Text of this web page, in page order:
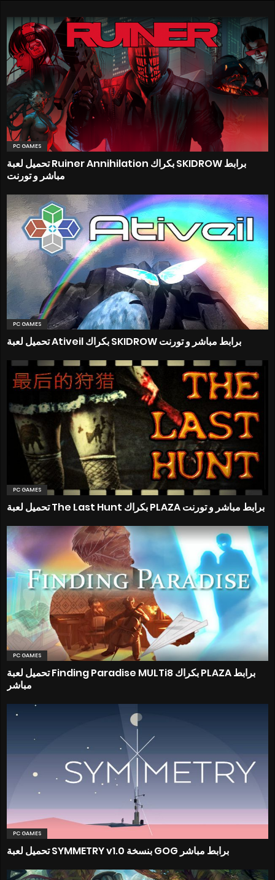
PC GAMES
تحميل لعبة Ruiner Annihilation بكراك SKIDROW برابط
مباشر و تورنت
PC GAMES
تحميل لعبة Ativeil بكراك SKIDROW برابط مباشر و تورنت
PC GAMES
تحميل لعبة The Last Hunt بكراك PLAZA برابط مباشر و تورنت
PC GAMES
تحميل لعبة Finding Paradise MULTi8 بكراك PLAZA برابط
مباشر
PC GAMES
تحميل لعبة SYMMETRY v1.0 بنسخة GOG برابط مباشر